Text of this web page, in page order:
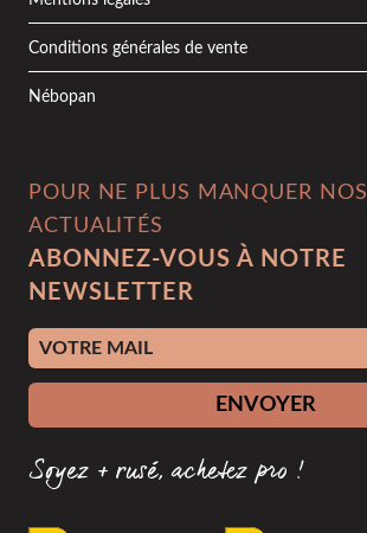
Conditions générales de vente
Nébopan
POUR NE PLUS MANQUER NOS
ACTUALITÉS
ABONNEZ-VOUS À NOTRE
NEWSLETTER
Adresse e-mail
ENVOYER
Soyez + rusé, achetez pro !